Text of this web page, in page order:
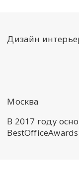
Дизайн
Москва
В 2017 году